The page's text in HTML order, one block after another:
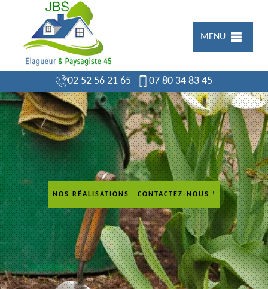
MENU
02 52 56 21 65 07 80 34 83 45
NOS RÉALISATIONS CONTACTEZ-NOUS !